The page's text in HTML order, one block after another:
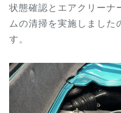
状態確認とエアクリーナ
ムの清掃を実施しました
す。